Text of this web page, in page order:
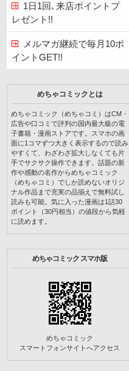
1日1回､来店ポイントプ
レゼント!!
メルマガ継続で毎月10ポ
イントGET!!
めちゃコミックとは
めちゃコミック（めちゃコミ）はCM・
広告や口コミで評判の国内最大級の電
子書籍・漫画ストアです。スマホの画
面に1コマずつ大きく表示するので読み
やすくて、わざわざ拡大しなくても片
手でサクサク操作できます。話題の新
作や感動の名作からめちゃコミック
（めちゃコミ）でしか読めないオリジ
ナル作品まで充実の品揃えで無料試し
読みも可能。気に入った漫画は1話30
ポイント（30円相当）の値段から気軽
に読めます。
めちゃコミック スマホ版
めちゃコミック
スマートフォンサイトへアクセス